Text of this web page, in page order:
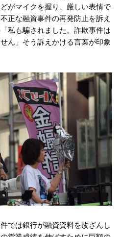
がマイクを握り、厳しい表情で
正な融資事件の再発防止を訴え
私も騙されました。詐欺事件は
ん」そう訴えかける言葉が印象
では銀行が融資資料を改ざんし